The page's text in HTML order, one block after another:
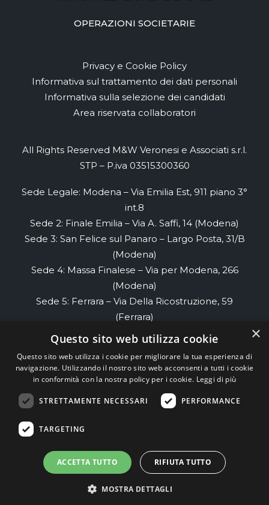
OPERAZIONI SOCIETARIE
Privacy e Cookie Policy
Informativa sul trattamento dei dati personali
Informativa sulla selezione dei candidati
Area riservata collaboratori
All Rights Reserved M&W Veronesi e Associati s.r.l.
STP – P.iva 03515300360
Sede Legale: Modena – Via Emilia Est, 911 piano 3°
int.8
Sede 2: Finale Emilia – Via A. Saffi, 14 (Modena)
Sede 3: San Felice sul Panaro – Largo Posta, 31/B
(Modena)
Sede 4: Massa Finalese – Via per Modena, 266
(Modena)
Sede 5: Ferrara – Via Della Ricostruzione, 59
(Ferrara)
Sede 6: Renazzo- Via di Renazzo, 58 piano 2
Sede 7: Cento- Via Cesare Cremonino, 32
(Ferrara)
×
Questo sito web utilizza cookie
Questo sito web utilizza i cookie per migliorare la tua esperienza di
navigazione. Utilizzando il nostro sito web acconsenti a tutti i cookie
in conformità con la nostra policy per i cookie. Leggi di più
STRETTAMENTE NECESSARI PERFORMANCE
TARGETING
ACCETTA TUTTO RIFIUTA TUTTO
MOSTRA DETTAGLI